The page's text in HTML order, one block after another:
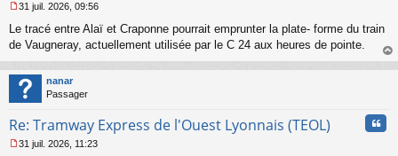
e
s
a
g
e
o
l
31 juil. 2026, 09:56
Le tracé entre Alaï et Craponne pourrait emprunter la plate- forme du train
de Vaugneray, actuellement utilisée par le C 24 aux heures de pointe.
au
nanar
Passager
Re: Tramway Express de l'Ouest Lyonnais (TEOL)
31 juil. 2026, 11:23